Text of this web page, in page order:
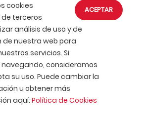
ACEPTAR
cookies
terceros
análisis de uso y de
de nuestra web para
servicios. Si
consideramos
su uso. Puede cambiar la
u obtener más
aquí: Política de Cookies
nuestro tributo
a través de su
terceros, como
haciendo en
anteriores. En
enA VUELTAS
CLÁSICOS,